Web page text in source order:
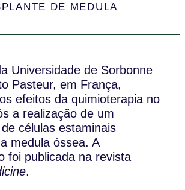
DE MEDULA
Universidade de Sorbonne
Pasteur, em França,
efeitos da quimioterapia no
a realização de um
células estaminais
medula óssea. A
foi publicada na revista
.